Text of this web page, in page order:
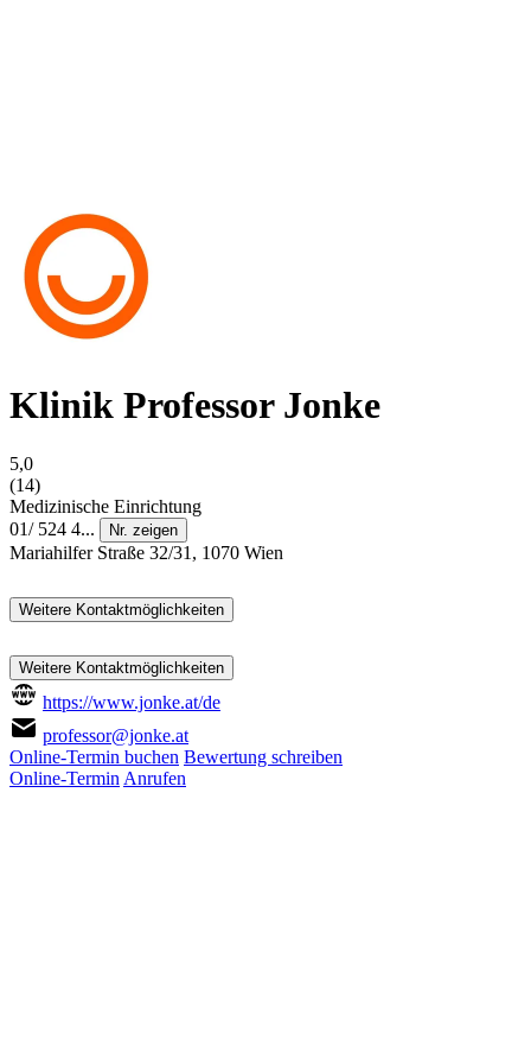
Klinik Professor Jonke
5,0
(14)
Medizinische Einrichtung
01/ 524 4...
Nr. zeigen
Mariahilfer Straße 32/31, 1070 Wien
Weitere Kontaktmöglichkeiten
Weitere Kontaktmöglichkeiten
https://www.jonke.at/de
professor@jonke.at
Online-Termin buchen Bewertung schreiben
Online-Termin Anrufen